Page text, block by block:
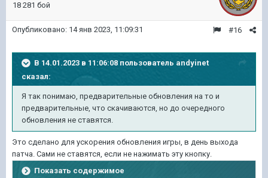
18 281 бой
#16
Опубликовано: 14 янв 2023, 11:09:31
В 14.01.2023 в 11:06:08 пользователь andyinet
сказал:
Я так понимаю, предварительные обновления на то и
предварительные, что скачиваются, но до очередного
обновления не ставятся.
Это сделано для ускорения обновления игры, в день выхода
патча. Сами не ставятся, если не нажимать эту кнопку.
Показать содержимое